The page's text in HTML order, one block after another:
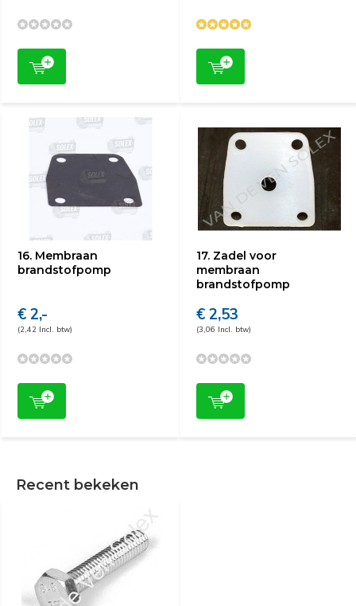
16. Membraan
brandstofpomp
€ 2,-
(2,42 Incl. btw)
17. Zadel voor
membraan
brandstofpomp
€ 2,53
(3,06 Incl. btw)
Recent bekeken